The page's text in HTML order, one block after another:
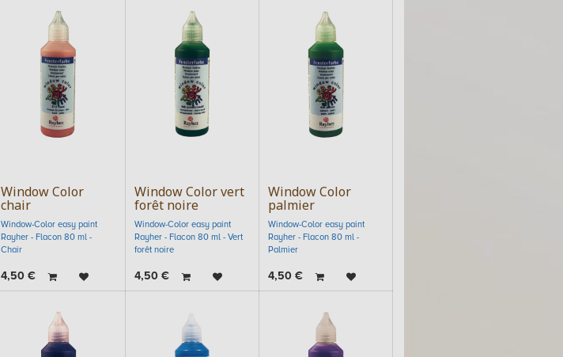
Window Color
chair
Window-Color easy paint
Rayher - Flacon 80 ml -
Chair
4,50€
Window Color vert
forêt noire
Window-Color easy paint
Rayher - Flacon 80 ml - Vert
forêt noire
4,50€
Window Color
palmier
Window-Color easy paint
Rayher - Flacon 80 ml -
Palmier
4,50€